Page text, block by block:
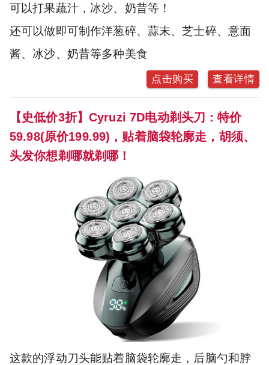
可以打果蔬汁，冰沙、奶昔等！
还可以做即可制作洋葱碎、蒜末、芝士碎、意面
酱、冰沙、奶昔等多种美食
点击购买 查看详情
【史低价3折】Cyruzi 7D电动剃头刀：特价
59.98(原价199.99)，贴着脑袋轮廓走，胡须、
头发你想剃哪就剃哪！
这款的浮动刀头能贴着脑袋轮廓走，后脑勺和脖